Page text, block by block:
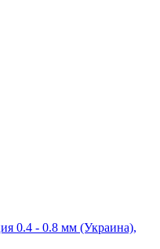
0.4 - 0.8 мм (Украина),